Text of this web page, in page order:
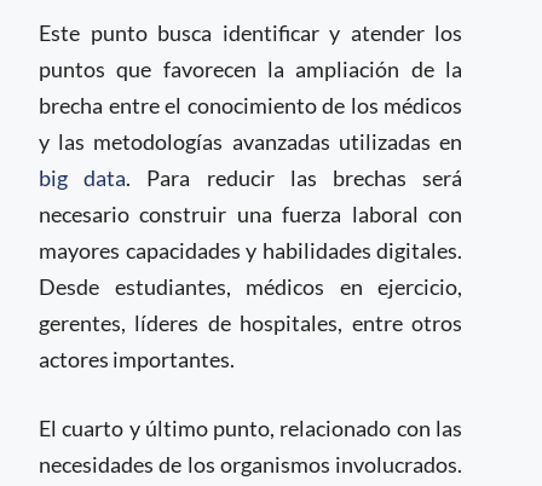
Este punto busca identificar y atender los
puntos que favorecen la ampliación de la
brecha entre el conocimiento de los médicos
y las metodologías avanzadas utilizadas en
big data. Para reducir las brechas será
necesario construir una fuerza laboral con
mayores capacidades y habilidades digitales.
Desde estudiantes, médicos en ejercicio,
gerentes, líderes de hospitales, entre otros
actores importantes.
El cuarto y último punto, relacionado con las
necesidades de los organismos involucrados.